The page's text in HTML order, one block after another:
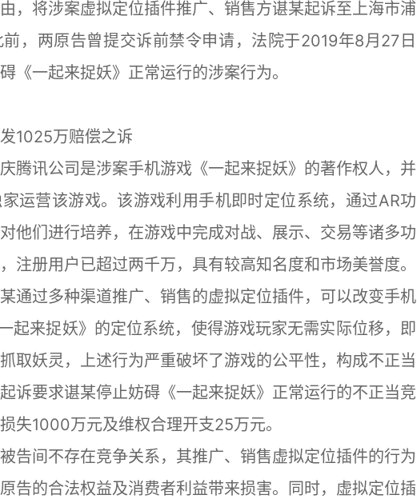
，将涉案虚拟定位插件推广、销售方谌某起诉至上海市浦
，两原告曾提交诉前禁令申请，法院于2019年8月27日
《一起来捉妖》正常运行的涉案行为。
万赔偿之诉
讯公司是涉案手机游戏《一起来捉妖》的著作权人，并
运营该游戏。该游戏利用手机即时定位系统，通过AR功
他们进行培养，在游戏中完成对战、展示、交易等诸多功
注册用户已超过两千万，具有较高知名度和市场美誉度。
过多种渠道推广、销售的虚拟定位插件，可以改变手机
起来捉妖》的定位系统，使得游戏玩家无需实际位移，即
取妖灵，上述行为严重破坏了游戏的公平性，构成不正当
诉要求谌某停止妨碍《一起来捉妖》正常运行的不正当竞
失1000万元及维权合理开支25万元。
间不存在竞争关系，其推广、销售虚拟定位插件的行为
告的合法权益及消费者利益带来损害。同时，虚拟定位插